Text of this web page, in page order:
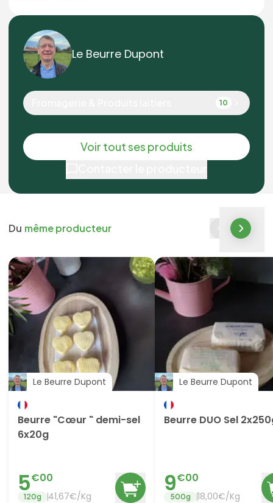
Le Beurre Dupont
10
Voir tout ses produits
Du même producteur
Le Beurre Dupont
Beurre "Cœur " demi-sel
6x20g
5€00
120g 41,67€/Kg
Le Beurre Dupont
Beurre DUO Sel
9€00
500g 18,00€/Kg